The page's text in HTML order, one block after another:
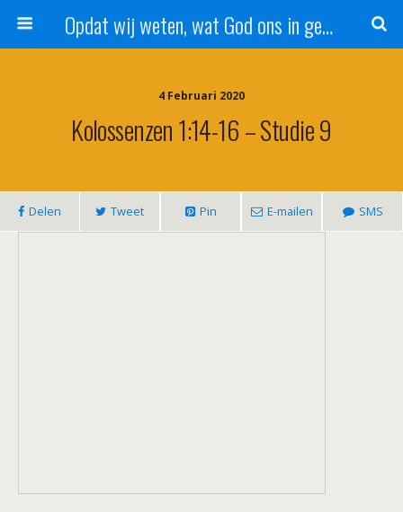
Opdat wij weten, wat God ons in genade schenkt!
4 Februari 2020
Kolossenzen 1:14-16 – Studie 9
Delen Tweet Pin E-mailen SMS